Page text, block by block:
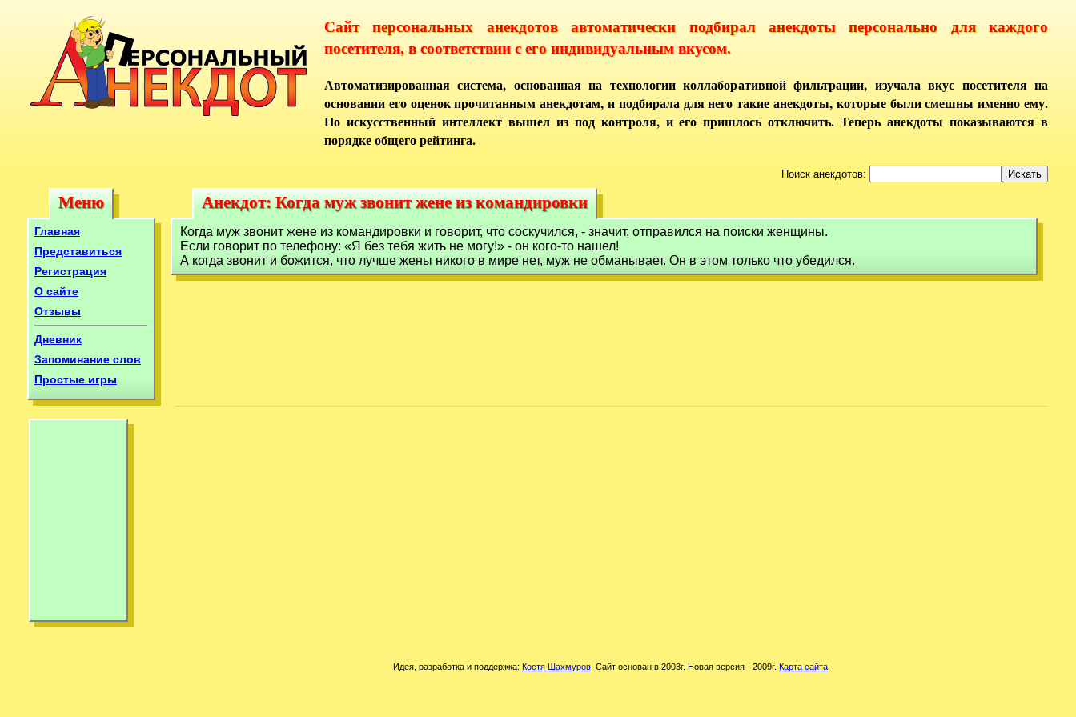
Сайт персональных анекдотов автоматически подбирал анекдоты персонально для каждого
посетителя, в соответствии с его индивидуальным вкусом.
Автоматизированная система, основанная на технологии коллаборативной фильтрации, изучала вкус посетителя на
основании его оценок прочитанным анекдотам, и подбирала для него такие анекдоты, которые были смешны именно ему.
Но искусственный интеллект вышел из под контроля, и его пришлось отключить. Теперь анекдоты показываются в
порядке общего рейтинга.
Поиск анекдотов:
Меню
Меню
Главная
Представиться
Регистрация
О сайте
Отзывы
Дневник
Запоминание слов
Простые игры
Анекдот: Когда муж звонит жене из командировки
Анекдот: Когда муж звонит жене из командировки
Когда муж звонит жене из командировки и говорит, что соскучился, - значит, отправился на поиски женщины.
Если говорит по телефону: «Я без тебя жить не могу!» - он кого-то нашел!
А когда звонит и божится, что лучше жены никого в мире нет, муж не обманывает. Он в этом только что убедился.
Идея, разработка и поддержка: Костя Шахмуров . Сайт основан в 2003г. Новая версия - 2009г. Карта сайта